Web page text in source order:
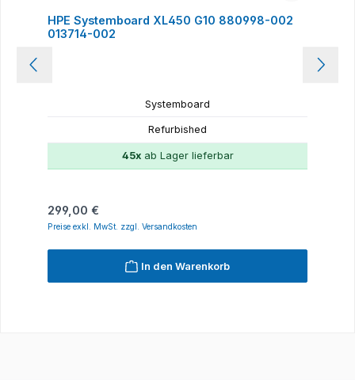
HPE Systemboard XL450 G10 880998-002
013714-002
Systemboard
Refurbished
45xab Lager lieferbar
Regulärer Preis:
299,00 €
Preise exkl. MwSt. zzgl. Versandkosten
In den Warenkorb